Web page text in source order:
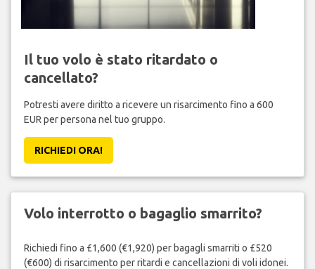
Il tuo volo è stato ritardato o
cancellato?
Potresti avere diritto a ricevere un risarcimento fino a 600
EUR per persona nel tuo gruppo.
RICHIEDI ORA!
Volo interrotto o bagaglio smarrito?
Richiedi fino a £1,600 (€1,920) per bagagli smarriti o £520
(€600) di risarcimento per ritardi e cancellazioni di voli idonei.